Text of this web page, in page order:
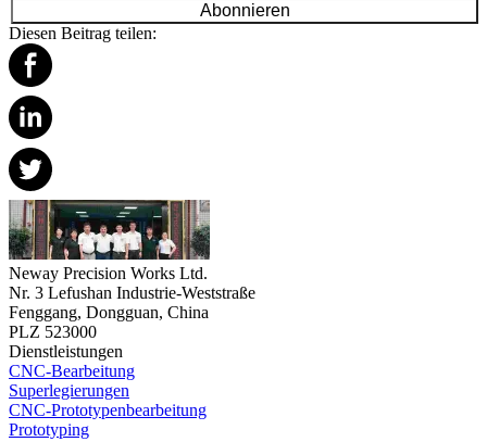
Abonnieren
Diesen Beitrag teilen:
Neway Precision Works Ltd.
Nr. 3 Lefushan Industrie-Weststraße
Fenggang, Dongguan, China
PLZ 523000
Dienstleistungen
CNC-Bearbeitung
Superlegierungen
CNC-Prototypenbearbeitung
Prototyping